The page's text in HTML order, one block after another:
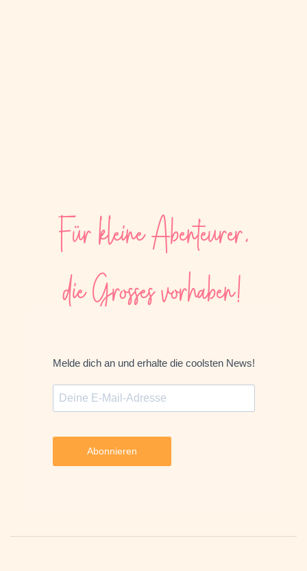
Für kleine Abenteurer,
die Grosses vorhaben!
Melde dich an und erhalte die coolsten News!
Abonnieren